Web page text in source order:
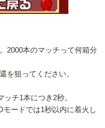
2000本のマッチって何箱分
を狙ってください。
チ1本につき2秒。
ードでは1秒以内に着火し